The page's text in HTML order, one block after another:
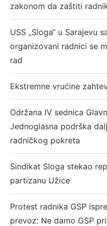
zakonom da zaštiti
USS „Sloga“ u Sarajevu
organizovani radnici se
rad
Ekstremne vrućine
Održana IV sednica
Jednoglasna podrška
radničkog pokreta
Sindikat Sloga stekao
partizanu Užice
Protest radnika GSP
prevoz: Ne damo GSP